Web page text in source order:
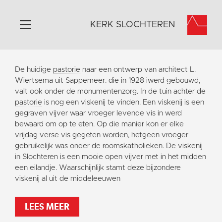
Home
Algemeen
Historie
Omgeving
Activiteiten
Steun ons
Contact
Vaktaal
KERK SLOCHTEREN
De huidige pastorie naar een ontwerp van architect L.
Wiertsema uit Sappemeer. die in 1928 iwerd gebouwd,
valt ook onder de monumentenzorg. In de tuin achter de
pastorie is nog een viskenij te vinden. Een viskenij is een
gegraven vijver waar vroeger levende vis in werd
bewaard om op te eten. Op die manier kon er elke
vrijdag verse vis gegeten worden, hetgeen vroeger
gebruikelijk was onder de roomskatholieken. De viskenij
in Slochteren is een mooie open vijver met in het midden
een eilandje. Waarschijnlijk stamt deze bijzondere
viskenij al uit de middeleeuwen
LEES MEER